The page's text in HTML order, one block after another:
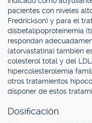
pacientes con niveles
Fredrickson) y para el
disbetalipoproteinemia
respondan
(atorvastatina) también
colesterol total y del
hipercolesterolemia
otros tratamientos
disponer de estos
Dosificación.